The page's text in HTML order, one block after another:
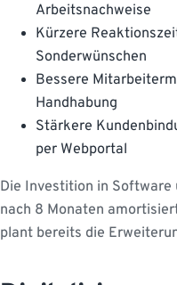
Arbeitsnachweise
Kürzere
Sonderwünschen
Bessere
Handhabung
Stärkere
per Webportal
Die Investition in Software
nach 8 Monaten
plant bereits die